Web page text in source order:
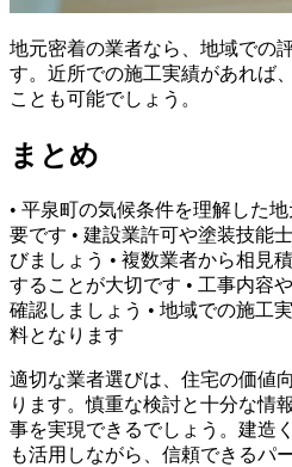
地元密着の業者なら、地域での
す。近所での施工実績があれば
ことも可能でしょう。
まとめ
• 平泉町の気候条件を理解した
要です • 建設業許可や塗装技能
びましょう • 複数業者から相見
することが大切です • 工事内容
確認しましょう • 地域での施工
料となります
適切な業者選びは、住宅の価値
ります。慎重な検討と十分な情
事を実現できるでしょう。建造
も活用しながら、信頼できるパ